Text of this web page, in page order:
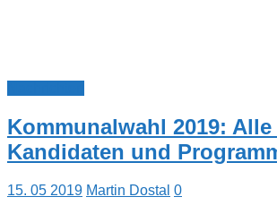
Kommunalwahl 2019: Alle
Kandidaten und
15. 05 2019 Martin Dostal 0